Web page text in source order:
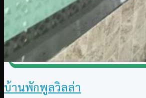
บ้านพักพูลวิลล่า